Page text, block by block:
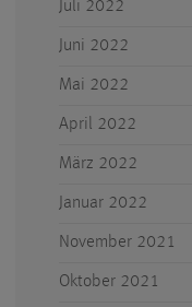
Juli 2022
Juni 2022
Mai 2022
April 2022
März 2022
Januar 2022
November 2021
Oktober 2021